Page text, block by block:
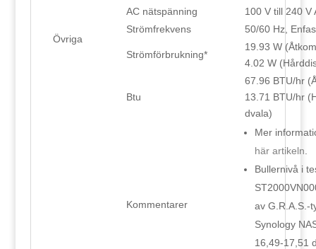
Övriga
AC nätspänning
100 V till 240 V
Strömfrekvens
50/60 Hz, Enfas
Strömförbrukning*
19.93 W
4.02 W
Btu
67.96 BTU/hr
13.71 BTU/hr
dvala)
Kommentarer
Mer
här artikeln
Bullernivå i
av G.R.A.S.-
Synology
16,49-17,51